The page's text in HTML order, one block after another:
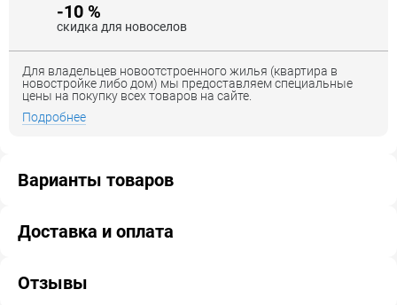
-10 %
скидка для новоселов
Для владельцев новоотстроенного жилья (квартира в
новостройке либо дом) мы предоставляем специальные
цены на покупку всех товаров на сайте.
Подробнее
Варианты товаров
Доставка и оплата
Отзывы